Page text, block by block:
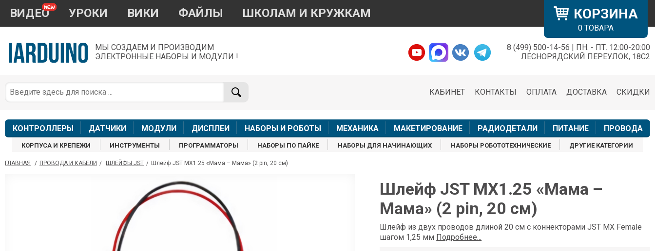
КОРЗИНА
0 ТОВАРА
ВИДЕО УРОКИ ВИКИ ФАЙЛЫ ШКОЛАМ И КРУЖКАМ
МЫ СОЗДАЕМ И ПРОИЗВОДИМ
ЭЛЕКТРОННЫЕ НАБОРЫ И МОДУЛИ !
8 (499) 500-14-56 | ПН. - ПТ. 12:00-20:00
ЛЕСНОРЯДСКИЙ ПЕРЕУЛОК, 18С2
СКИДКИ
ДОСТАВКА
ОПЛАТА
КОНТАКТЫ
КАБИНЕТ
КОНТРОЛЛЕРЫ ДАТЧИКИ МОДУЛИ ДИСПЛЕИ НАБОРЫ И РОБОТЫ МЕХАНИКА МАКЕТИРОВАНИЕ РАДИОДЕТАЛИ ПИТАНИЕ ПРОВОДА
КОРПУСА И КРЕПЕЖИ ИНСТРУМЕНТЫ ПРОГРАММАТОРЫ НАБОРЫ ПО ПАЙКЕ НАБОРЫ ДЛЯ НАЧИНАЮЩИХ НАБОРЫ РОБОТОТЕХНИЧЕСКИЕ ДРУГИЕ КАТЕГОРИИ
ГЛАВНАЯ / ПРОВОДА И КАБЕЛИ / ШЛЕЙФЫ JST / Шлейф JST MX1.25 «Мама – Мама» (2 pin, 20 см)
Шлейф JST MX1.25 «Мама –
Мама» (2 pin, 20 см)
Шлейф из двух проводов длиной 20 см с коннекторами JST MX Female
шагом 1,25 мм Подробнее...
×
По вопросам приобретения товара
+7 968 454 17 38
звонки и аудио сообщения не обслуживаются
Менеджер
shop@iarduino.ru
Менеджер
8 (499) 500-14-56